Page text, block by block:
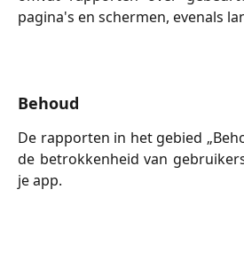
pagina's en schermen, evenals
Behoud
De rapporten in het gebied
de betrokkenheid van
je app.